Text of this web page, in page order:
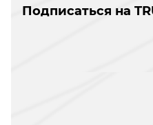
Подписаться на